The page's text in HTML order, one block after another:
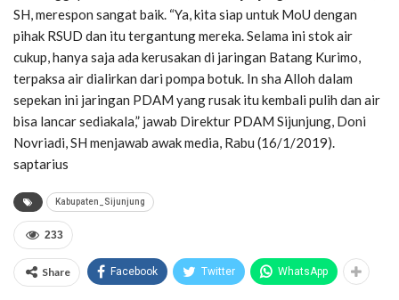
SH, merespon sangat baik. “Ya, kita siap untuk MoU dengan
pihak RSUD dan itu tergantung mereka. Selama ini stok air
cukup, hanya saja ada kerusakan di jaringan Batang Kurimo,
terpaksa air dialirkan dari pompa botuk. In sha Alloh dalam
sepekan ini jaringan PDAM yang rusak itu kembali pulih dan air
bisa lancar sediakala,” jawab Direktur PDAM Sijunjung, Doni
Novriadi, SH menjawab awak media, Rabu (16/1/2019).
saptarius
Kabupaten_Sijunjung
233
Share Facebook Twitter WhatsApp